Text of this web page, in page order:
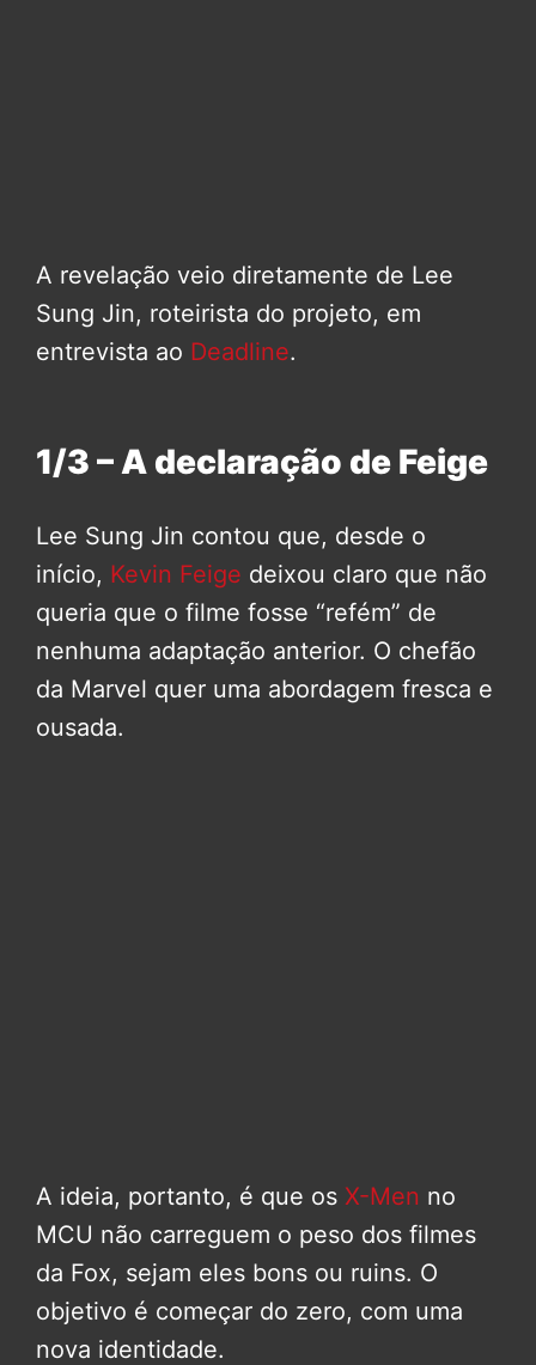
A revelação veio diretamente de Lee
Sung Jin, roteirista do projeto, em
entrevista ao Deadline.
1/3 – A declaração de Feige
Lee Sung Jin contou que, desde o
início, Kevin Feige deixou claro que não
queria que o filme fosse “refém” de
nenhuma adaptação anterior. O chefão
da Marvel quer uma abordagem fresca e
ousada.
A ideia, portanto, é que os X-Men no
MCU não carreguem o peso dos filmes
da Fox, sejam eles bons ou ruins. O
objetivo é começar do zero, com uma
nova identidade.